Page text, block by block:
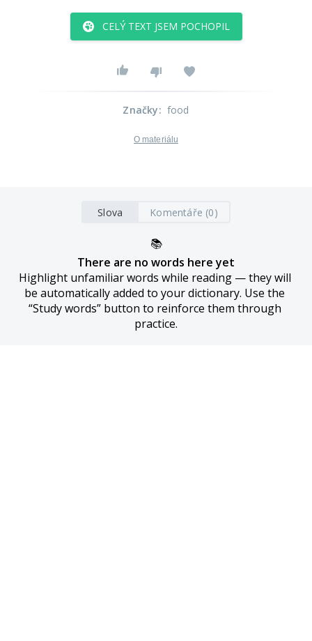
CELÝ TEXT JSEM POCHOPIL
Značky: food
O materiálu
Slova Komentáře (0)
📚
There are no words here yet
Highlight unfamiliar words while reading — they will
be automatically added to your dictionary. Use the
“Study words” button to reinforce them through
practice.